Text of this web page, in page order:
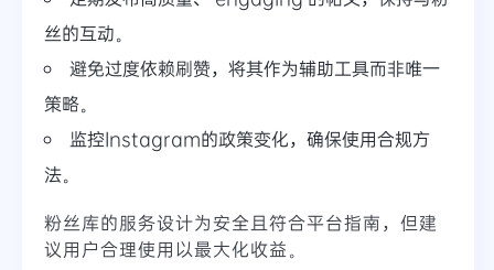
丝的互动。
避免过度依赖刷赞，将其作为辅助工具而非唯一
策略。
监控Instagram的政策变化，确保使用合规方
法。
粉丝库的服务设计为安全且符合平台指南，但建
议用户合理使用以最大化收益。